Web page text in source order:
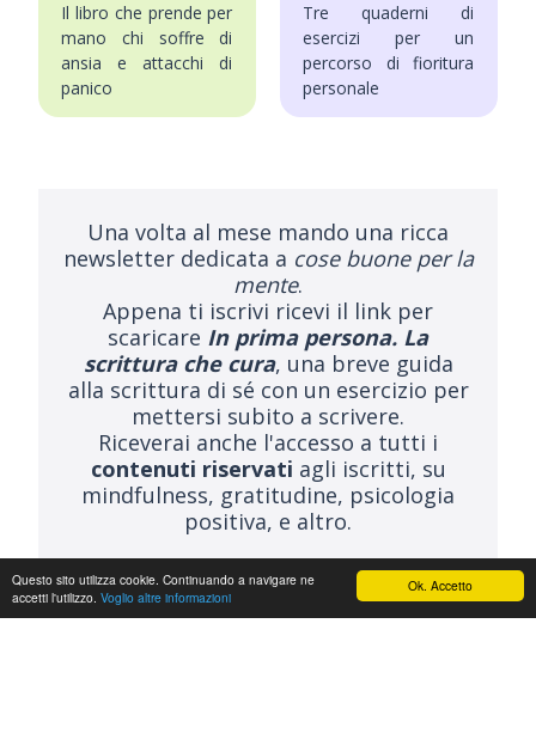
Ok. Accetto
Questo sito utilizza cookie. Continuando a navigare ne
accetti l'utilizzo. Voglio altre informazioni
Il libro che prende per
mano chi soffre di
ansia e attacchi di
panico
Tre quaderni di
esercizi per un
percorso di fioritura
personale
Una volta al mese mando una ricca
newsletter dedicata a cose buone per la
mente.
Appena ti iscrivi ricevi il link per
scaricare In prima persona. La
scrittura che cura, una breve guida
alla scrittura di sé con un esercizio per
mettersi subito a scrivere.
Riceverai anche l'accesso a tutti i
contenuti riservati agli iscritti, su
mindfulness, gratitudine, psicologia
positiva, e altro.
ISCRIVITI ALLA NEWSLETTER